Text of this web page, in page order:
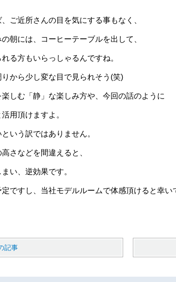
ご近所さんの目を気にする事もなく、
朝には、コーヒーテーブルを出して、
る方もいらっしゃるんですね。
から少し変な目で見られそう(笑)
しむ「静」な楽しみ方や、今回の話のように
用頂けますよ。
という訳ではありません。
さなどを間違えると、
い、逆効果です。
ですし、当社モデルルームで体感頂けると幸い
記事